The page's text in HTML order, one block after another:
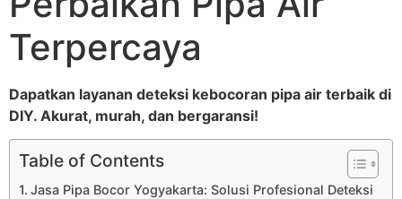
Terpercaya
Dapatkan layanan deteksi kebocoran pipa air terbaik di
DIY. Akurat, murah, dan bergaransi!
Table of Contents
Jasa Pipa Bocor Yogyakarta: Solusi Profesional Deteksi